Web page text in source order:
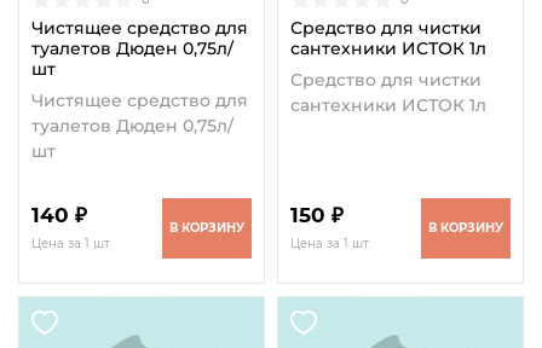
Чистящее средство для
туалетов Дюден 0,75л/
шт
Чистящее средство для
туалетов Дюден 0,75л/
шт
140 ₽
Цена за 1 шт
В КОРЗИНУ
Средство для чистки
сантехники ИСТОК 1л
Средство для чистки
сантехники ИСТОК 1л
150 ₽
Цена за 1 шт
В КОРЗИНУ